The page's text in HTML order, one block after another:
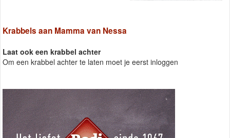
Krabbels aan Mamma van Nessa
Laat ook een krabbel achter
Om een krabbel achter te laten moet je eerst inloggen